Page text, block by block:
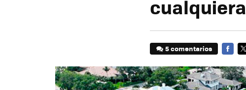
cualquiera
5 comentarios